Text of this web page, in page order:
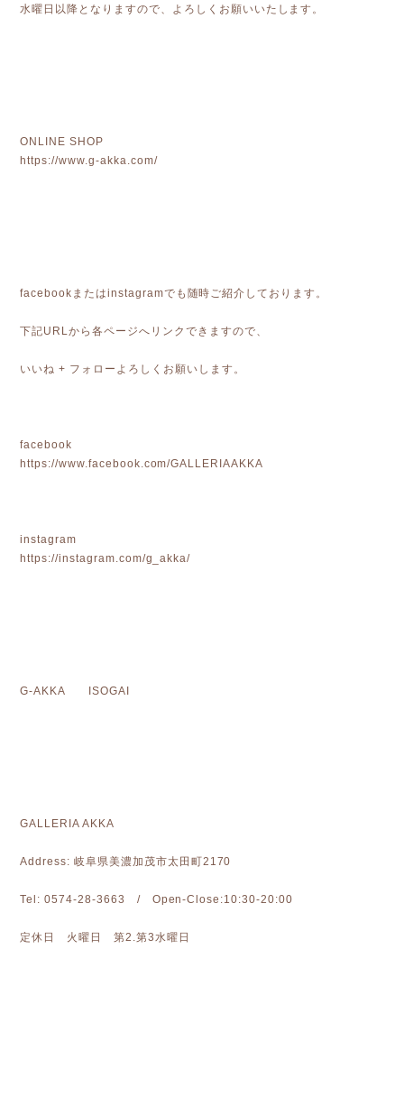
水曜日以降となりますので、よろしくお願いいたします。
ONLINE SHOP
https://www.g-akka.com/
facebookまたはinstagramでも随時ご紹介しております。
下記URLから各ページへリンクできますので、
いいね + フォローよろしくお願いします。
facebook
https://www.facebook.com/GALLERIAAKKA
instagram
https://instagram.com/g_akka/
G-AKKA ISOGAI
GALLERIA AKKA
Address: 岐阜県美濃加茂市太田町2170
Tel: 0574-28-3663 / Open-Close:10:30-20:00
定休日 火曜日 第2.第3水曜日